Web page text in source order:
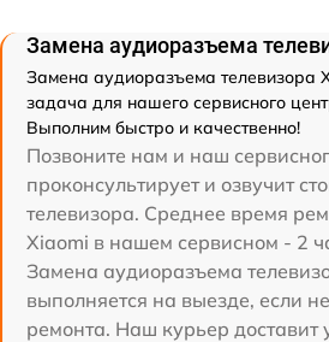
Замена аудиоразъема
Замена аудиоразъема телевизора
задача для нашего сервисного
Выполним быстро и качественно!
Позвоните нам и наш
проконсультирует и озвучит
телевизора. Среднее время
Xiaomi в нашем сервисном - 2
Замена аудиоразъема
выполняется на выезде, если
ремонта. Наш курьер доставит